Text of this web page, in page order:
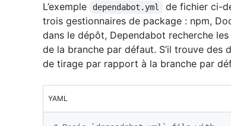
L’exemple dependabot.yml
de fichier ci-
trois gestionnaires de package : npm,
dans le dépôt, Dependabot recherche
de la branche par défaut. S’il trouve des
de tirage par rapport à la branche par
YAML